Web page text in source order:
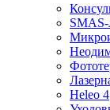
Heleo 4